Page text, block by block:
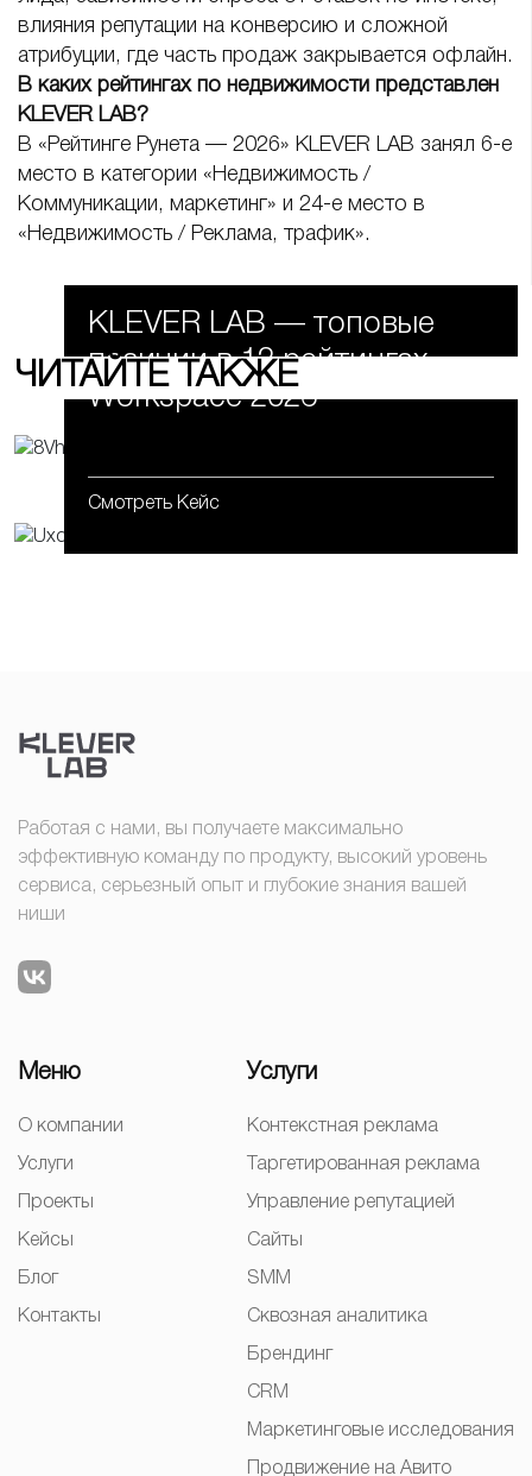
влияния репутации на конверсию и сложной
атрибуции, где часть продаж закрывается офлайн.
В каких рейтингах по недвижимости представлен
KLEVER LAB?
В «Рейтинге Рунета — 2026» KLEVER LAB занял 6-е
место в категории «Недвижимость /
Коммуникации, маркетинг» и 24-е место в
«Недвижимость / Реклама, трафик».
ЧИТАЙТЕ ТАКЖЕ
№1 среди агентств
Ростове-на-Дону
Смотреть Кейс
KLEVER LAB — топовые
позиции в 12 рейтингах
Workspace 2026
Смотреть Кейс
Работая с нами, вы получаете максимально
эффективную команду по продукту, высокий уровень
сервиса, серьезный опыт и глубокие знания вашей
ниши
Меню
О компании
Услуги
Проекты
Кейсы
Блог
Контакты
Услуги
Контекстная реклама
Таргетированная реклама
Управление репутацией
Сайты
SMM
Сквозная аналитика
Брендинг
CRM
Маркетинговые исследования
Продвижение на Авито